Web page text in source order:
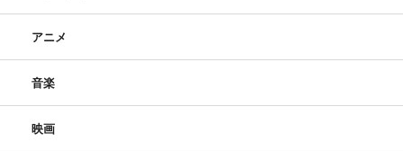
アニメ
音楽
映画